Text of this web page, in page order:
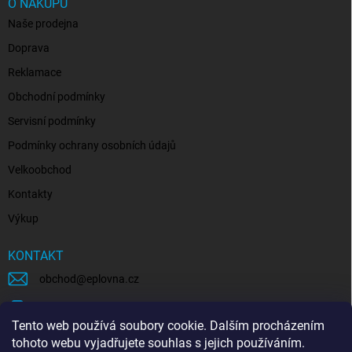
Tento web používá soubory cookie. Dalším procházením
tohoto webu vyjadřujete souhlas s jejich používáním.
O NÁKUPU
Naše prodejna
Doprava
Reklamace
Obchodní podmínky
Servisní podmínky
Podmínky ochrany osobních údajů
Velkoobchod
Kontakty
Výkup
KONTAKT
obchod @eplovna.cz
eplovna.cz